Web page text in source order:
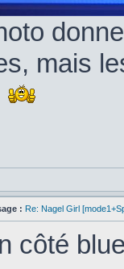
mais
: Re: Nagel Girl
côté